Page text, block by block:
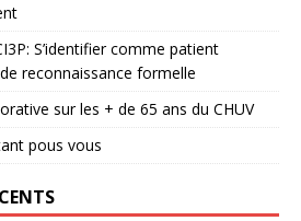
S’identifier comme patient
reconnaissance formelle
sur les + de 65 ans du CHUV
pous vous